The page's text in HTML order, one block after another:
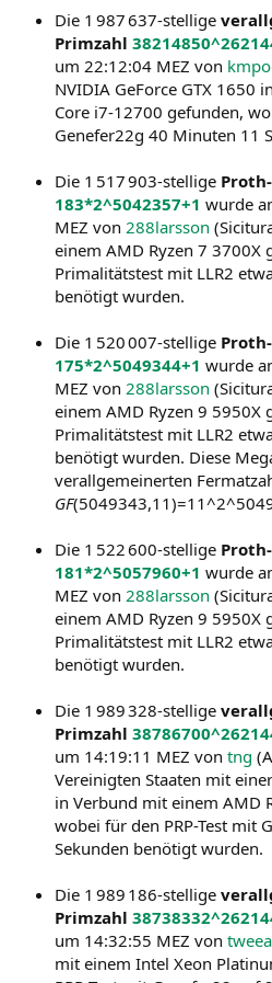
Die 1 987 637-stellige
Primzahl
um 22:12:04 MEZ von
NVIDIA GeForce GTX 1650
Core i7-12700 gefunden,
Genefer22g 40 Minuten 11
Die 1 517 903-stellige
183*2^5042357+1 wurde
MEZ von 288larsson
einem AMD Ryzen 7 3700X
Primalitätstest mit LLR2
benötigt wurden.
Die 1 520 007-stellige
175*2^5049344+1 wurde
MEZ von 288larsson
einem AMD Ryzen 9 5950X
Primalitätstest mit LLR2
benötigt wurden. Diese
verallgemeinerten
GF
Die 1 522 600-stellige
181*2^5057960+1 wurde
MEZ von 288larsson
einem AMD Ryzen 9 5950X
Primalitätstest mit LLR2
benötigt wurden.
Die 1 989 328-stellige
Primzahl
um 14:19:11 MEZ von tng
Vereinigten Staaten mit
in Verbund mit einem AMD
wobei für den PRP-Test mit
Sekunden benötigt wurden.
Die 1 989 186-stellige
Primzahl
um 14:32:55 MEZ von tweea
mit einem Intel Xeon